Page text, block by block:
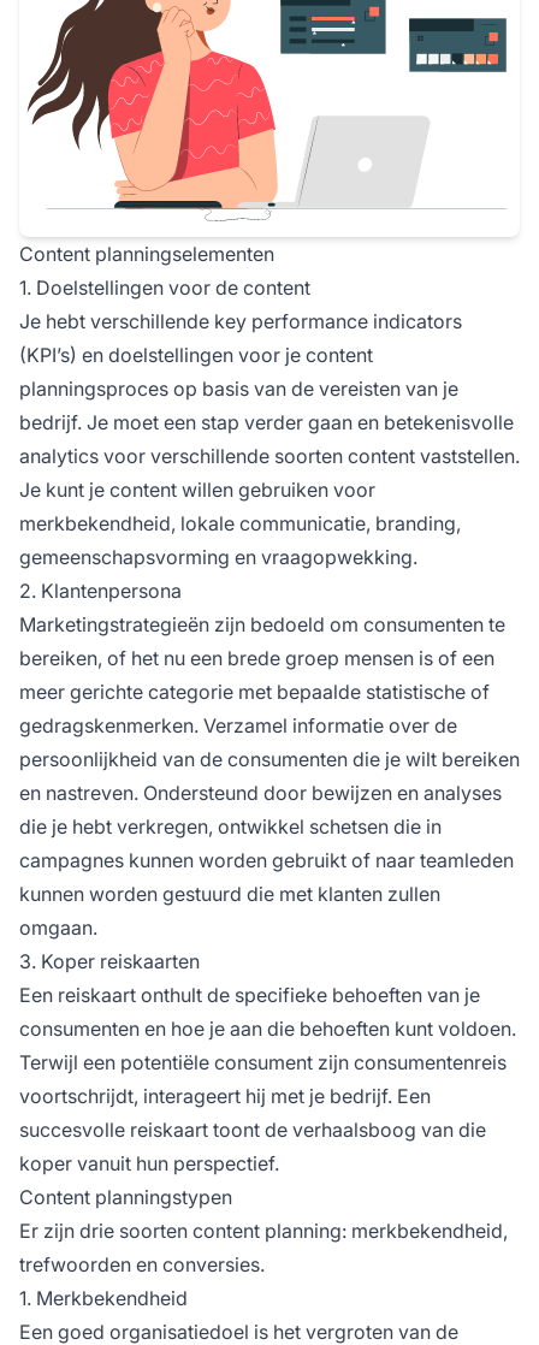
Content planningselementen
1. Doelstellingen voor de content
Je hebt verschillende key performance indicators
(KPI’s) en doelstellingen voor je content
planningsproces op basis van de vereisten van je
bedrijf. Je moet een stap verder gaan en betekenisvolle
analytics voor verschillende soorten content vaststellen.
Je kunt je content willen gebruiken voor
merkbekendheid, lokale communicatie, branding,
gemeenschapsvorming en vraagopwekking.
2. Klantenpersona
Marketingstrategieën zijn bedoeld om consumenten te
bereiken, of het nu een brede groep mensen is of een
meer gerichte categorie met bepaalde statistische of
gedragskenmerken. Verzamel informatie over de
persoonlijkheid van de consumenten die je wilt bereiken
en nastreven. Ondersteund door bewijzen en analyses
die je hebt verkregen, ontwikkel schetsen die in
campagnes kunnen worden gebruikt of naar teamleden
kunnen worden gestuurd die met klanten zullen
omgaan.
3. Koper reiskaarten
Een reiskaart onthult de specifieke behoeften van je
consumenten en hoe je aan die behoeften kunt voldoen.
Terwijl een potentiële consument zijn consumentenreis
voortschrijdt, interageert hij met je bedrijf. Een
succesvolle reiskaart toont de verhaalsboog van die
koper vanuit hun perspectief.
Content planningstypen
Er zijn drie soorten content planning: merkbekendheid,
trefwoorden en conversies.
1. Merkbekendheid
Een goed organisatiedoel is het vergroten van de